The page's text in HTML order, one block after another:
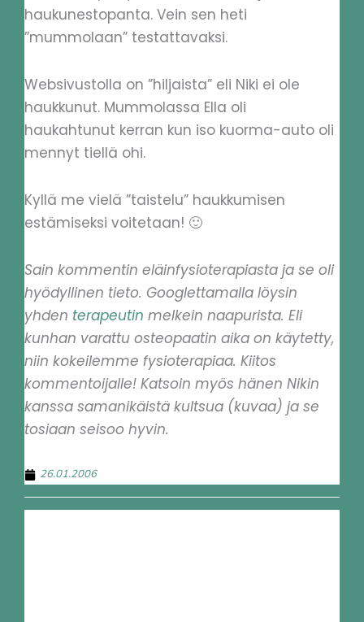
haukunestopanta. Vein sen heti
”mummolaan” testattavaksi.
Websivustolla on ”hiljaista” eli Niki ei ole
haukkunut. Mummolassa Ella oli
haukahtunut kerran kun iso kuorma-auto oli
mennyt tiellä ohi.
Kyllä me vielä ”taistelu” haukkumisen
estämiseksi voitetaan! 🙂
Sain kommentin eläinfysioterapiasta ja se oli
hyödyllinen tieto. Googlettamalla löysin
yhden terapeutin melkein naapurista. Eli
kunhan varattu osteopaatin aika on käytetty,
niin kokeilemme fysioterapiaa. Kiitos
kommentoijalle! Katsoin myös hänen Nikin
kanssa samanikäistä kultsua (kuvaa) ja se
tosiaan seisoo hyvin.
26.01.2006